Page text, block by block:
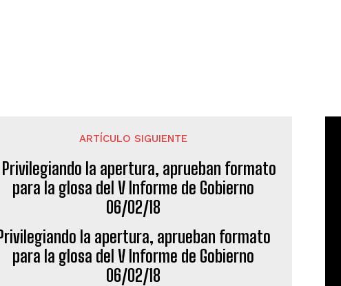
ARTÍCULO SIGUIENTE
la apertura, aprueban formato
para la glosa del V Informe de Gobierno
06/02/18